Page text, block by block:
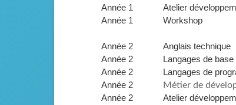
Année 1
Atelier
Année 1
Workshop
Année 2 Anglais technique
Année 2
Langages de
Année 2
Langages de
Année 2
Métier de
Année 2
Atelier